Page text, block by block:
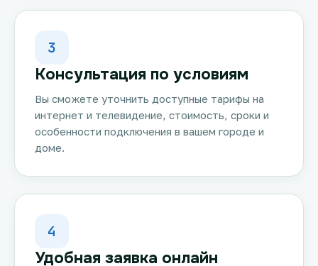
3
Консультация по условиям
Вы сможете уточнить доступные тарифы на
интернет и телевидение, стоимость, сроки и
особенности подключения в вашем городе и
доме.
4
Удобная заявка онлайн